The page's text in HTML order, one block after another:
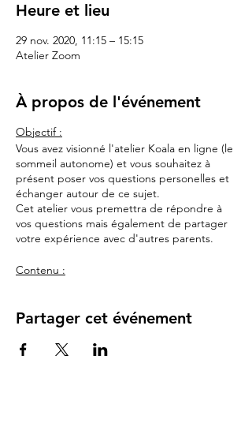
Heure et lieu
29 nov. 2020, 11:15 – 15:15
Atelier Zoom
À propos de l'événement
Objectif :
Vous avez visionné l'atelier Koala en ligne (le
sommeil autonome) et vous souhaitez à
présent poser vos questions personelles et
échanger autour de ce sujet.
Cet atelier vous premettra de répondre à
vos questions mais également de partager
votre expérience avec d'autres parents.
Contenu :
dans la vidéo
Questions / réponses
Révisions portage des nouages vus en
vidéo (tutos) pour les personnes qui
Partager cet événement